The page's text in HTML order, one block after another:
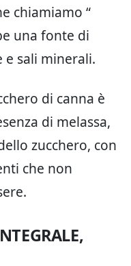
chiamiamo “
una fonte di
sali minerali.
di canna è
di melassa,
zucchero, con
che non